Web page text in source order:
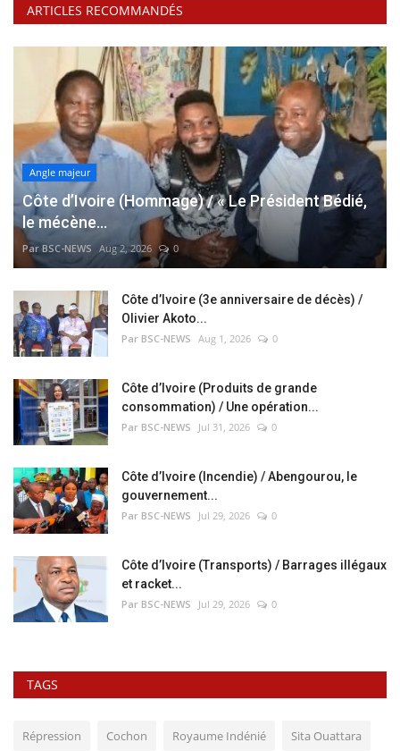
ARTICLES RECOMMANDÉS
Angle majeur
Côte d’Ivoire (Hommage) / « Le Président Bédié,
le mécène...
Par BSC-NEWS Aug 2, 2026 0
Côte d’Ivoire (3e anniversaire de décès) /
Olivier Akoto...
Par BSC-NEWS Aug 1, 2026 0
Côte d’Ivoire (Produits de grande
consommation) / Une opération...
Par BSC-NEWS Jul 31, 2026 0
Côte d’Ivoire (Incendie) / Abengourou, le
gouvernement...
Par BSC-NEWS Jul 29, 2026 0
Côte d’Ivoire (Transports) / Barrages illégaux
et racket...
Par BSC-NEWS Jul 29, 2026 0
TAGS
Répression Cochon Royaume Indénié Sita Ouattara